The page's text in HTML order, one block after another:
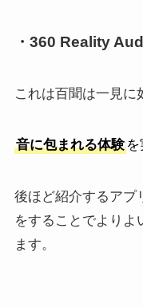
・360 Reality
これは百聞は一見に
音に包まれる体験を
後ほど紹介するアプ
をすることでよりよ
ます。